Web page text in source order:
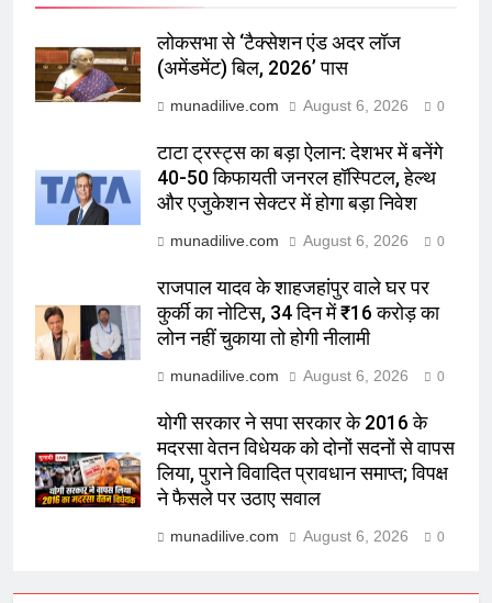
लोकसभा से ‘टैक्सेशन एंड अदर लॉज
(अमेंडमेंट) बिल, 2026’ पास
munadilive.com August 6, 2026 0
टाटा ट्रस्ट्स का बड़ा ऐलान: देशभर में बनेंगे
40-50 किफायती जनरल हॉस्पिटल, हेल्थ
और एजुकेशन सेक्टर में होगा बड़ा निवेश
munadilive.com August 6, 2026 0
राजपाल यादव के शाहजहांपुर वाले घर पर
कुर्की का नोटिस, 34 दिन में ₹16 करोड़ का
लोन नहीं चुकाया तो होगी नीलामी
munadilive.com August 6, 2026 0
योगी सरकार ने सपा सरकार के 2016 के
मदरसा वेतन विधेयक को दोनों सदनों से वापस
लिया, पुराने विवादित प्रावधान समाप्त; विपक्ष
ने फैसले पर उठाए सवाल
munadilive.com August 6, 2026 0